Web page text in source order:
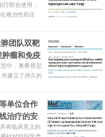
联合使用，
难治性癌症
团队双靶
瘤和免疫
退
中，奥希替尼
建立了持久的
将其清除。
单位合作
治疗的安
有临床意义的